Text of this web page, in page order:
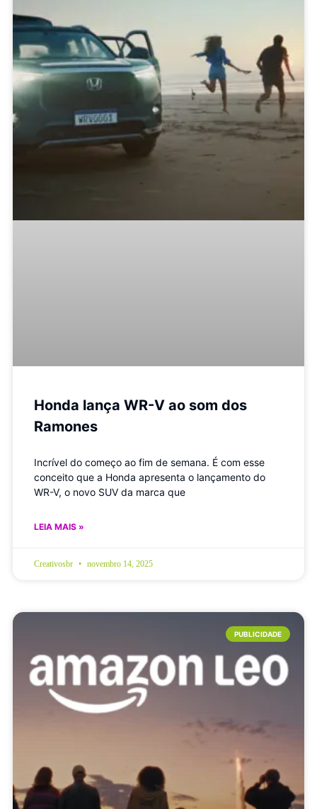
Honda lança WR-V ao som dos
Ramones
Incrível do começo ao fim de semana. É com esse
conceito que a Honda apresenta o lançamento do
WR-V, o novo SUV da marca que
LEIA MAIS »
Creativosbr novembro 14, 2025
PUBLICIDADE